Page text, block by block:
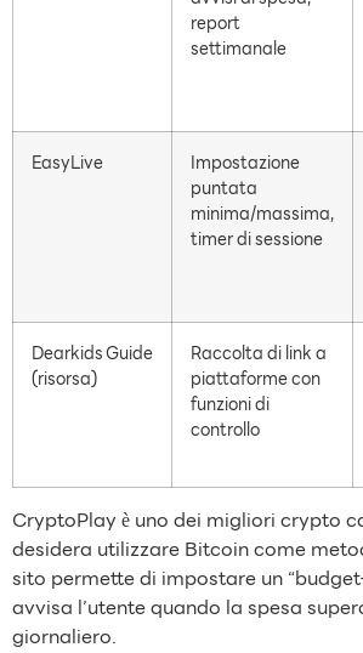
report
settimanale
EasyLive
Impostazione
puntata
minima/massima,
timer di sessione
Dearkids Guide
(risorsa)
Raccolta di link a
piattaforme con
funzioni di
controllo
CryptoPlay è uno dei migliori crypto
desidera utilizzare Bitcoin come
sito permette di impostare un
avvisa l’utente quando la spesa
giornaliero.